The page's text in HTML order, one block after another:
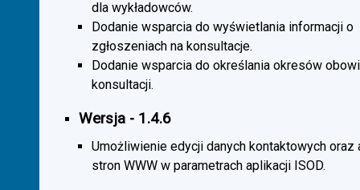
dla wykładowców.
Dodanie wsparcia do wyświetlania informacji o
zgłoszeniach na konsultacje.
Dodanie wsparcia do określania okresów
konsultacji.
Wersja - 1.4.6
Umożliwienie edycji danych kontaktowych oraz
stron WWW w parametrach aplikacji ISOD.